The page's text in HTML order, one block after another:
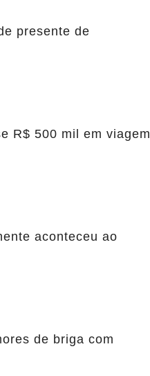
presente de
R$ 500 mil em viagem
aconteceu ao
de briga com